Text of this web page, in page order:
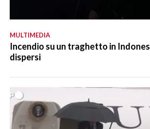
MULTIMEDIA
Incendio su un traghetto in
dispersi